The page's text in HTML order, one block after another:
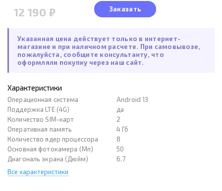
12 190 ₽ Заказать
Указанная цена действует только в интернет-
магазине и при наличном расчете. При самовывозе,
пожалуйста, сообщите консультанту, что
оформляли покупку через наш сайт.
Характеристики
Операционная система
Android 13
Поддержка LTE (4G)
да
Количество SIM-карт
2
Оперативная память
4 Гб
Количество ядер процессора
8
Основная фотокамера (Мп)
50
Диагональ экрана (Дюйм)
6.7
Все характеристики